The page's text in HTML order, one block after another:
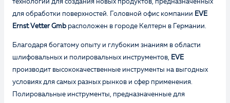
технологии для создания новых продуктов, предназначенных
для обработки поверхностей. Головной офис компании EVE
Ernst Vetter Gmb расположен в городе Келтерн в Германии.
Благодаря богатому опыту и глубоким знаниям в области
шлифовальных и полировальных инструментов, EVE
производит высококачественные инструменты на выгодных
условиях для самых разных рынков и сфер применения.
Полировальные инструменты, предназначенные для